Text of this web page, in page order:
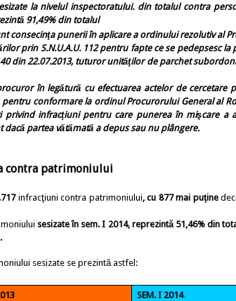
la nivelul inspectoratului.din totalul contra
91,49% din totalul
punerii în aplicare a ordinului rezolutiv al
prin S.N.U.A.U. 112 pentru fapte ce se pedepsesc
din 22.07.2013, tuturor unităţilor de parchet
în legătură cu efectuarea actelor de cercetare
conformare la ordinul Procurorului General al
privind infracţiuni pentru care punerea în mişcare a
partea vătămată a depus sau nu plângere.
contra patrimoniului
infracţiuni contra patrimoniului,cu 877 mai puţine
sesizate în sem. I 2014, reprezintă 51,46% din
sesizate se prezintă astfel:
SEM. I 2014